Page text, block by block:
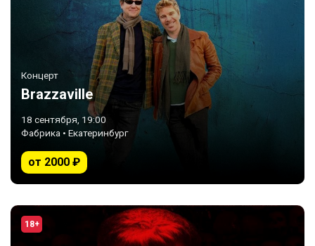
Концерт
Brazzaville
18 сентября, 19:00
Фабрика • Екатеринбург
от 2000 ₽
18+